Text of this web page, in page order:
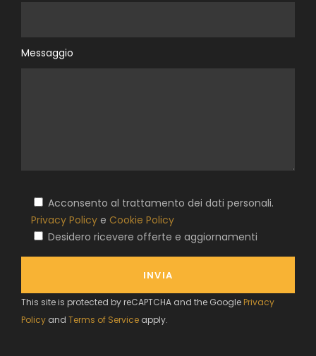
Messaggio
Acconsento al trattamento dei dati personali.
Privacy Policy e Cookie Policy
Desidero ricevere offerte e aggiornamenti
This site is protected by reCAPTCHA and the Google Privacy
Policy and Terms of Service apply.